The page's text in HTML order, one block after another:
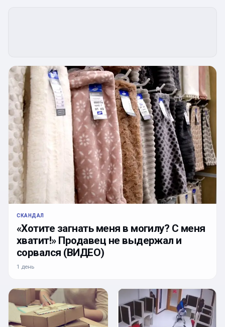
СКАНДАЛ
«Хотите загнать меня в могилу? С меня
хватит!» Продавец не выдержал и
сорвался (ВИДЕО)
1 день